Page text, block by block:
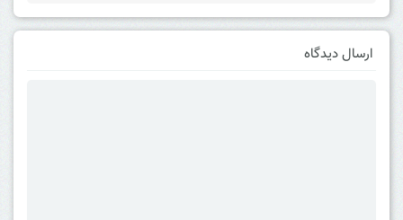
ارسال دیدگاه